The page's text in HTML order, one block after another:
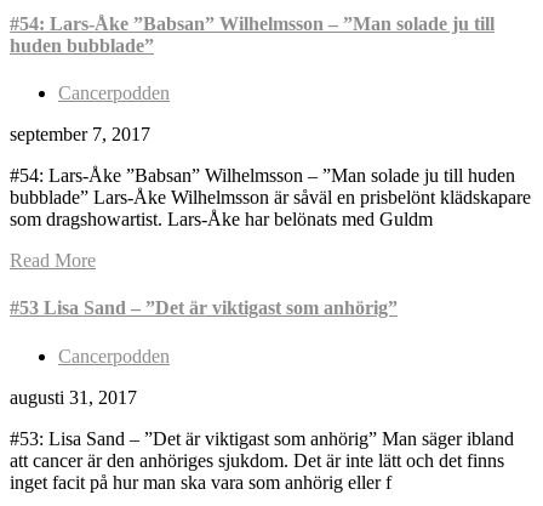
#54: Lars-Åke ”Babsan” Wilhelmsson – ”Man solade ju till
huden bubblade”
Cancerpodden
september 7, 2017
#54: Lars-Åke ”Babsan” Wilhelmsson – ”Man solade ju till huden
bubblade” Lars-Åke Wilhelmsson är såväl en prisbelönt klädskapare
som dragshowartist. Lars-Åke har belönats med Guldm
Read More
#53 Lisa Sand – ”Det är viktigast som anhörig”
Cancerpodden
augusti 31, 2017
#53: Lisa Sand – ”Det är viktigast som anhörig” Man säger ibland
att cancer är den anhöriges sjukdom. Det är inte lätt och det finns
inget facit på hur man ska vara som anhörig eller f